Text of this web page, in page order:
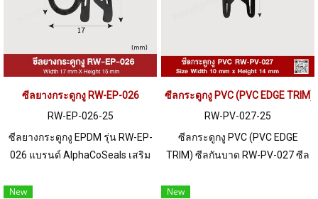
ติดต่อ LINE: @ptiglobal
ติดต่อ LINE: @ptiglobal
ซีลยางกระดูกงู RW-EP-026
RW-EP-026-25
ซีลยางกระดูกงู EPDM รุ่น RW-EP-
026 แบรนด์ AlphaCoSeals เสริม
แผ่น 1-2 mm. ราคาสินค้าขึ้นอยู่
ซีลกระดูกงู PVC (PVC EDGE TRIM)
RW-PV-027-25
ซีลกระดูกงู PVC (PVC EDGE
TRIM) ซีลกันบาด RW-PV-027 ซีล
วัตถุดิบ PVC เหมาะสำหรับการใช้
New
New